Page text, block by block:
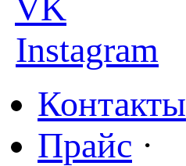
VK
Instagram
Контакты
Прайс ·